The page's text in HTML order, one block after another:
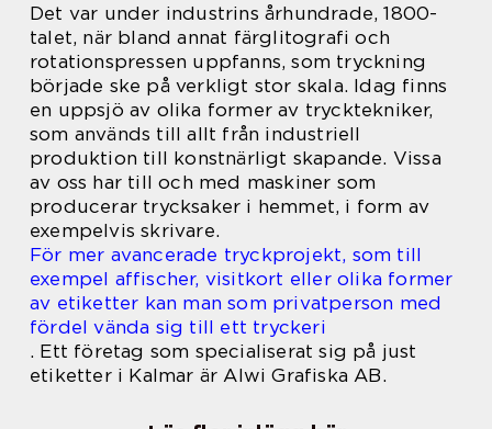
Det var under industrins århundrade, 1800-
talet, när bland annat färglitografi och
rotationspressen uppfanns, som tryckning
började ske på verkligt stor skala. Idag finns
en uppsjö av olika former av trycktekniker,
som används till allt från industriell
produktion till konstnärligt skapande. Vissa
av oss har till och med maskiner som
producerar trycksaker i hemmet, i form av
exempelvis skrivare.
För mer avancerade tryckprojekt, som till
exempel affischer, visitkort eller olika former
av etiketter kan man som privatperson med
fördel vända sig till ett tryckeri
. Ett företag som specialiserat sig på just
etiketter i Kalmar är Alwi Grafiska AB.